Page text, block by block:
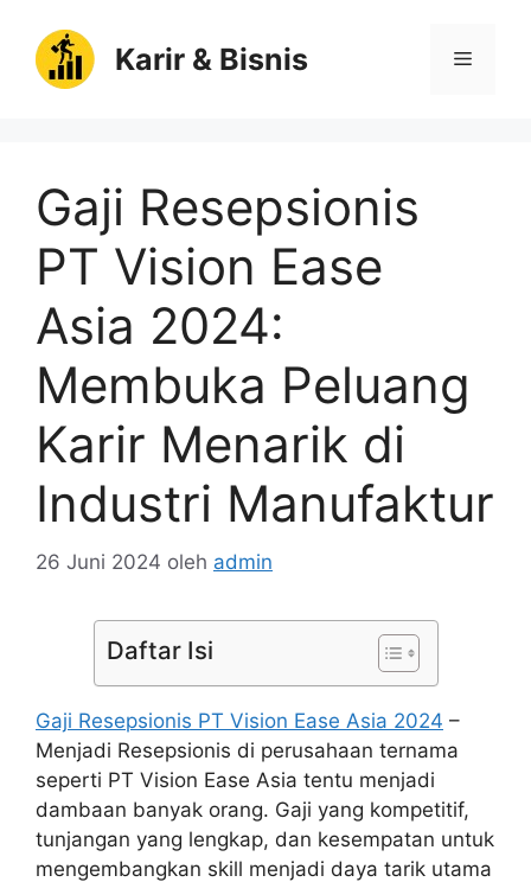
Karir & Bisnis Menu
Gaji Resepsionis
PT Vision Ease
Asia 2024:
Membuka Peluang
Karir Menarik di
Industri Manufaktur
26 Juni 2024 oleh admin
Daftar Isi
Gaji Resepsionis PT Vision Ease Asia 2024 –
Menjadi Resepsionis di perusahaan ternama
seperti PT Vision Ease Asia tentu menjadi
dambaan banyak orang. Gaji yang kompetitif,
tunjangan yang lengkap, dan kesempatan untuk
mengembangkan skill menjadi daya tarik utama